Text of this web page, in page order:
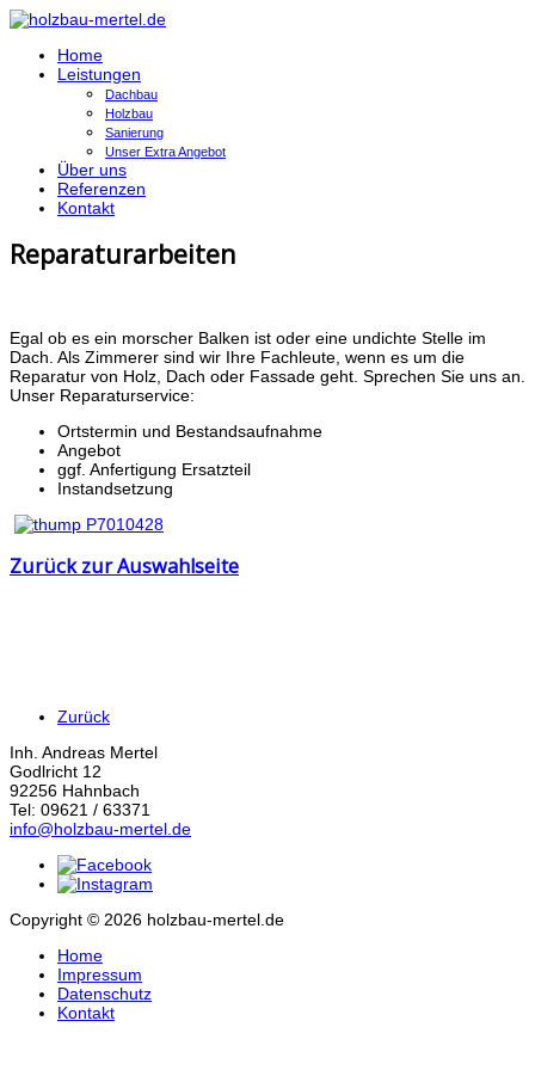
Home
Leistungen
Dachbau
Holzbau
Sanierung
Unser Extra Angebot
Über uns
Referenzen
Kontakt
Reparaturarbeiten
Egal ob es ein morscher Balken ist oder eine undichte Stelle im
Dach. Als Zimmerer sind wir Ihre Fachleute, wenn es um die
Reparatur von Holz, Dach oder Fassade geht. Sprechen Sie uns an.
Unser Reparaturservice:
Ortstermin und Bestandsaufnahme
Angebot
ggf. Anfertigung Ersatzteil
Instandsetzung
Zurück zur Auswahlseite
Zurück
Inh. Andreas Mertel
Godlricht 12
92256 Hahnbach
Tel: 09621 / 63371
info@holzbau-mertel.de
Copyright © 2026 holzbau-mertel.de
Home
Impressum
Datenschutz
Kontakt